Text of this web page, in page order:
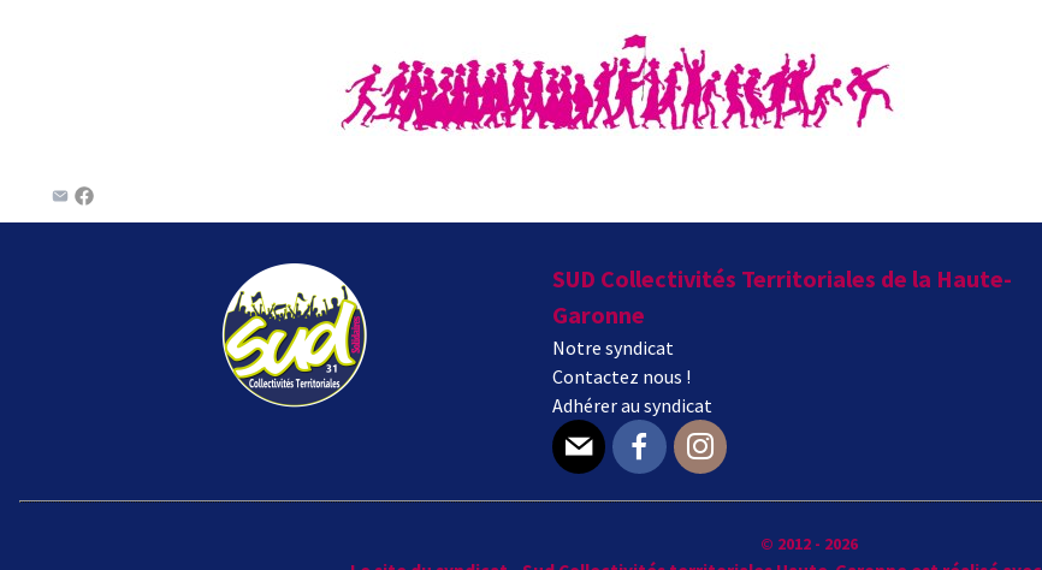
SUD Collectivités Territoriales de la Haute-
Garonne
Notre syndicat
Contactez nous !
Adhérer au syndicat
© 2012 - 2026